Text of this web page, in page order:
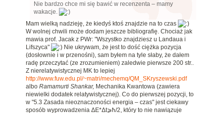
Nie bardzo chce mi się bawić w recenzenta – mamy
wakacje.
Mam wielką nadzieję, że kiedyś ktoś znajdzie na to czas
W wolnej chwili może dodam jeszcze bibliografię. Chociaż jak
mawia prof. Jacak z PWr: "Wszystko znajdziesz u Landaua i
Lifszyca"
Nie ukrywam, że jest to dość ciężka pozycja
(dosłownie i w przenośni), sam byłem na tyle słaby, że dałem
radę przeczytać (ze zrozumieniem) zaledwie pierwsze 200 str..
Z nierelatywistycznej MK to lepiej
http://www.fuw.edu.pl/~matri/mechemq/QM_SKryszewski.pdf
albo Ramamurti Shankar, Mechanika Kwantowa (zawiera
niewielki dodatek relatywistycznej). Co do pierwszej pozycji, to
w "5.3 Zasada nieoznaczoności energia – czas" jest ciekawy
sposób wyprowadzenia ΔE*Δt⩾ħ/2, który to nie nawiązuje